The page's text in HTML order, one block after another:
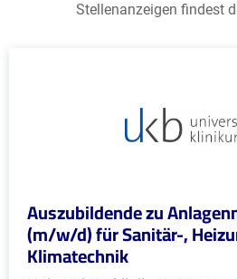
Stellenanzeigen findest
Auszubildende zu
(m/w/d) für Sanitär-,
Klimatechnik